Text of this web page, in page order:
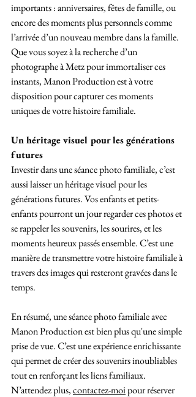
importants : anniversaires, fêtes de famille, ou
encore des moments plus personnels comme
l’arrivée d’un nouveau membre dans la famille.
Que vous soyez à la recherche d’un
photographe à Metz pour immortaliser ces
instants, Manon Production est à votre
disposition pour capturer ces moments
uniques de votre histoire familiale.
Un héritage visuel pour les générations
futures
Investir dans une séance photo familiale, c’est
aussi laisser un héritage visuel pour les
générations futures. Vos enfants et petits-
enfants pourront un jour regarder ces photos et
se rappeler les souvenirs, les sourires, et les
moments heureux passés ensemble. C’est une
manière de transmettre votre histoire familiale à
travers des images qui resteront gravées dans le
temps.
En résumé, une séance photo familiale avec
Manon Production est bien plus qu'une simple
prise de vue. C’est une expérience enrichissante
qui permet de créer des souvenirs inoubliables
tout en renforçant les liens familiaux.
N’attendez plus, contactez-moi pour réserver